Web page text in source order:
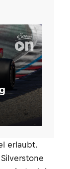
erlaubt.